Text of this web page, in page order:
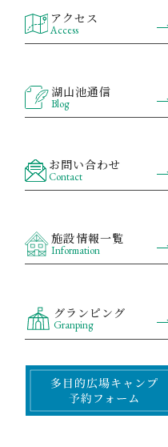
アクセス
Access
湖山池通信
Blog
お問い合わせ
Contact
施設情報一覧
Information
グランピング
Granping